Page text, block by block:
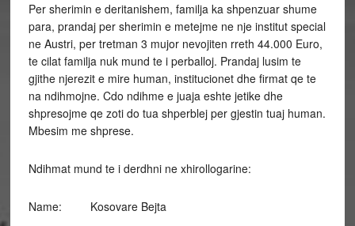
Per sherimin e deritanishem, familja ka shpenzuar shume
para, prandaj per sherimin e metejme ne nje institut special
ne Austri, per tretman 3 mujor nevojiten rreth 44.000 Euro,
te cilat familja nuk mund te i perballoj. Prandaj lusim te
gjithe njerezit e mire human, institucionet dhe firmat qe te
na ndihmojne. Cdo ndihme e juaja eshte jetike dhe
shpresojme qe zoti do tua shperblej per gjestin tuaj human.
Mbesim me shprese.
Ndihmat mund te i derdhni ne xhirollogarine:
Name: Kosovare Bejta